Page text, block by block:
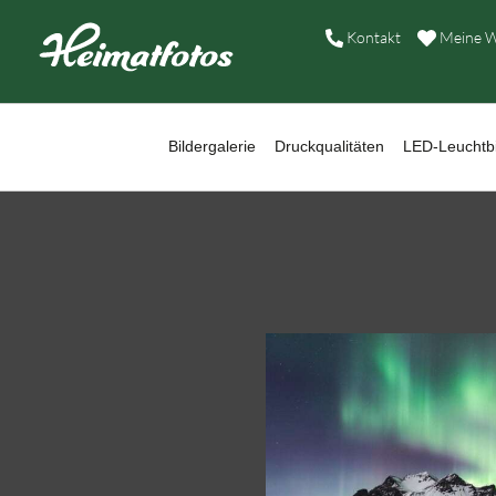
Kontakt Meine
Bildergalerie Druckqualitäten LED-